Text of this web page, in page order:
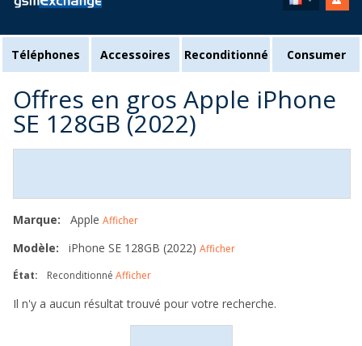
Téléphones Accessoires Reconditionné Consumer
Offres en gros Apple iPhone
SE 128GB (2022)
Marque: Apple Afficher
Modèle: iPhone SE 128GB (2022) Afficher
État:
Reconditionné Afficher
Il n'y a aucun résultat trouvé pour votre recherche.